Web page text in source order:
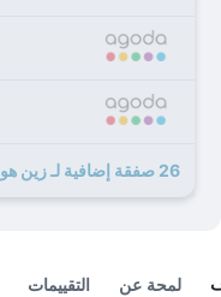
26 صفقة إضافية لـ زين هوتل بانكوك
لمحة عن التقييمات